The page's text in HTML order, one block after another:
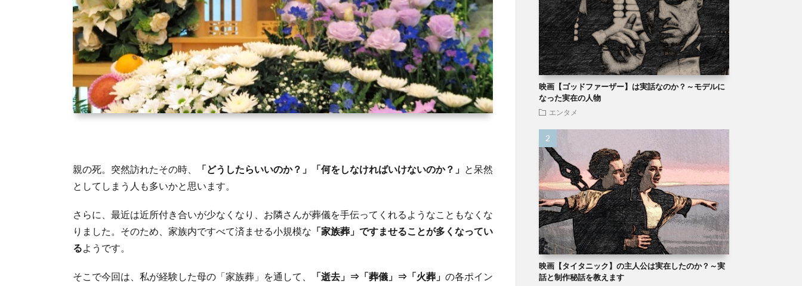
親の死。突然訪れたその時、 「どうしたらいいのか？」「何をしなければいけないのか？」 と呆然
としてしまう人も多いかと思います。
さらに、最近は近所付き合いが少なくなり、お隣さんが葬儀を手伝ってくれるようなこともなくな
りました。そのため、家族内ですべて済ませる小規模な 「家族葬」ですませることが多くなってい
るようです。
そこで今回は、私が経験した母の「家族葬」を通して、 「逝去」⇒「葬儀」⇒「火葬」 の各ポイン
映画【ゴッドファーザー】は実話なのか？～モデルに
なった実在の人物
エンタメ
映画【タイタニック】の主人公は実在したのか？～実
話と制作秘話を教えます